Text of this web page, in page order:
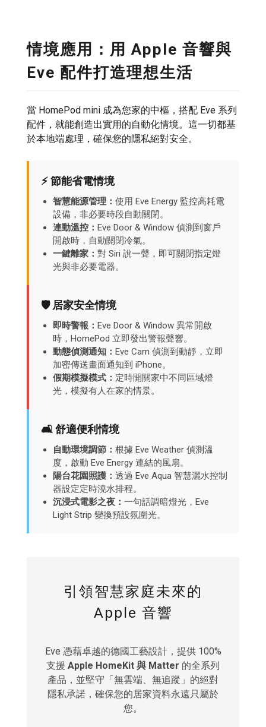
情境應用：用 Apple 音響與
Eve 配件打造理想生活
當 HomePod mini 成為您家的中樞，搭配 Eve 系列
配件，就能創造出實用的自動化情境。這一切都基
於本地端處理，確保您的隱私絕對安全。
⚡ 節能省電情境
智慧能源管理： 使用 Eve Energy 監控高耗電
設備，非必要時段自動關閉。
連動溫控： Eve Door & Window 偵測到窗戶
開啟時，自動關閉冷氣。
一鍵離家： 對 Siri 說一聲，即可關閉指定燈
光與非必要電器。
🛡️ 居家安全情境
即時警報： Eve Door & Window 異常開啟
時，HomePod 立即發出警報聲響。
動態偵測通知： Eve Cam 偵測到動靜，立即
加密傳送畫面通知到 iPhone。
假期模擬模式： 定時開關家中不同區域燈
光，模擬有人在家的情景。
🛋️ 舒適便利情境
自動環境調節： 根據 Eve Weather 偵測溫
度，啟動 Eve Energy 連結的風扇。
陽台花園照護： 透過 Eve Aqua 智慧灑水控制
器設定定時澆水排程。
沉浸式電影之夜： 一句話調暗燈光，Eve
Light Strip 變換預設氛圍光。
引領智慧家庭未來的
Apple 音響
Eve 憑藉卓越的德國工藝設計，提供 100%
支援 Apple HomeKit 與 Matter 的全系列
產品，並堅守「無雲端、無追蹤」的絕對
隱私承諾，確保您的居家資料永遠只屬於
您。